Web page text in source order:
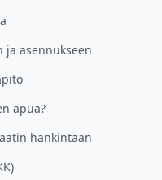
ja asennukseen
apua?
hankintaan